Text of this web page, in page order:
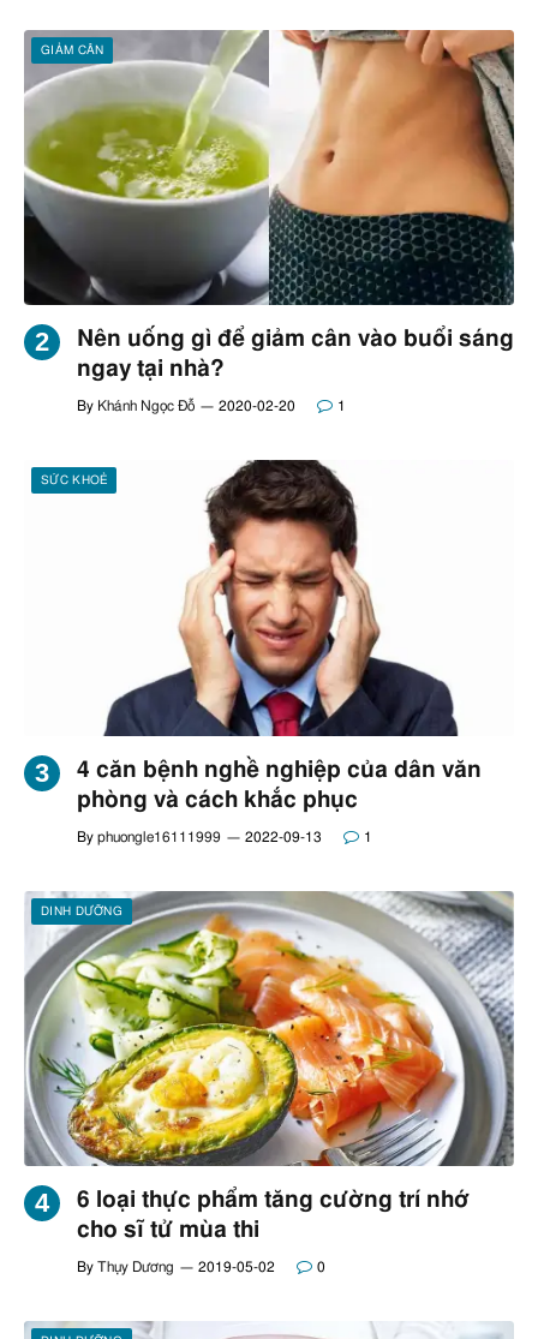
GIẢM CÂN
Nên uống gì để giảm cân vào buổi sáng
ngay tại nhà?
By Khánh Ngọc Đỗ 2020-02-20 1
SỨC KHOẺ
4 căn bệnh nghề nghiệp của dân văn
phòng và cách khắc phục
By phuongle16111999 2022-09-13 1
DINH DƯỠNG
6 loại thực phẩm tăng cường trí nhớ
cho sĩ tử mùa thi
By Thụy Dương 2019-05-02 0